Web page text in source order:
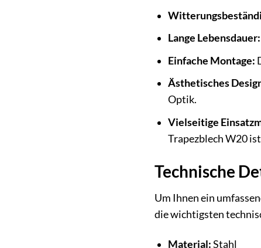
Lange Lebensdauer:
Einfache Montage:
Ästhetisches
Optik.
Vielseitige
Trapezblech W20
Technische
Um Ihnen ein
die wichtigsten
Material:Stahl